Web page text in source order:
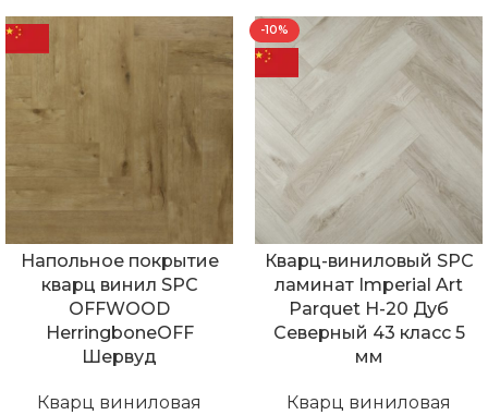
Напольное покрытие
кварц винил SPC
OFFWOOD
HerringboneOFF
Шервуд
Кварц виниловая
-10%
Кварц-виниловый SPC
ламинат Imperial Art
Parquet Н-20 Дуб
Северный 43 класс 5
мм
Кварц виниловая